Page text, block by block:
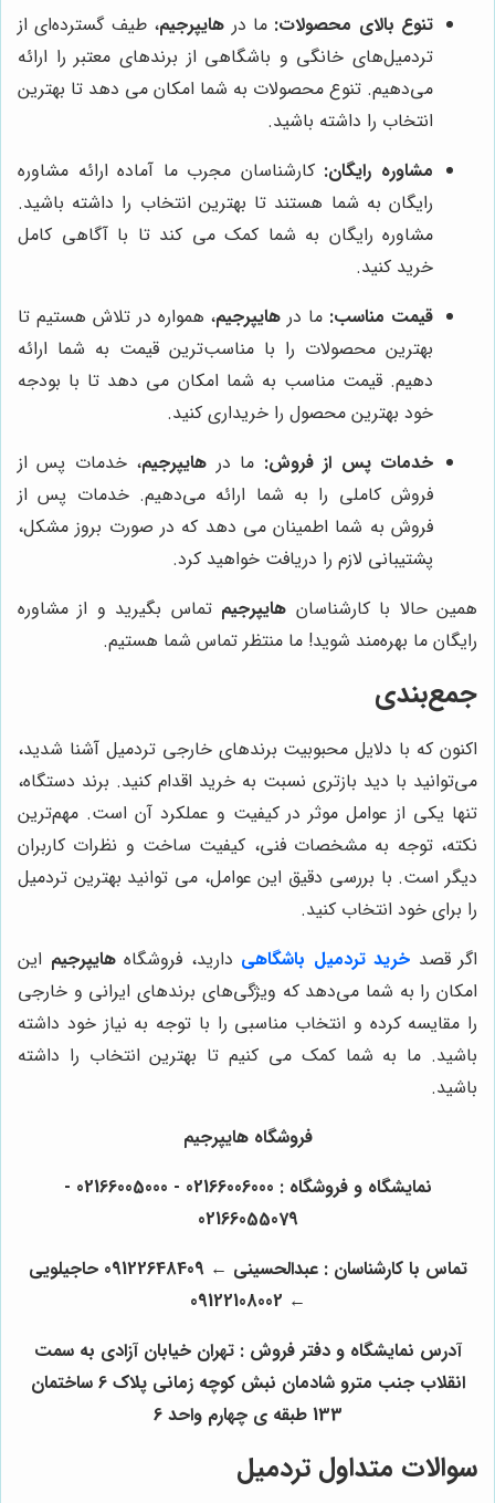
تنوع بالای محصولات: ما در هایپرجیم، طیف گسترده‌ای از
تردمیل‌های خانگی و باشگاهی از برندهای معتبر را ارائه
می‌دهیم. تنوع محصولات به شما امکان می دهد تا بهترین
انتخاب را داشته باشید.
مشاوره رایگان: کارشناسان مجرب ما آماده ارائه مشاوره
رایگان به شما هستند تا بهترین انتخاب را داشته باشید.
مشاوره رایگان به شما کمک می کند تا با آگاهی کامل
خرید کنید.
قیمت مناسب: ما در هایپرجیم، همواره در تلاش هستیم تا
بهترین محصولات را با مناسب‌ترین قیمت به شما ارائه
دهیم. قیمت مناسب به شما امکان می دهد تا با بودجه
خود بهترین محصول را خریداری کنید.
خدمات پس از فروش: ما در هایپرجیم، خدمات پس از
فروش کاملی را به شما ارائه می‌دهیم. خدمات پس از
فروش به شما اطمینان می دهد که در صورت بروز مشکل،
پشتیبانی لازم را دریافت خواهید کرد.
همین حالا با کارشناسان هایپرجیم تماس بگیرید و از مشاوره
رایگان ما بهره‌مند شوید! ما منتظر تماس شما هستیم.
جمع‌بندی
اکنون که با دلایل محبوبیت برندهای خارجی تردمیل آشنا شدید،
می‌توانید با دید بازتری نسبت به خرید اقدام کنید. برند دستگاه،
تنها یکی از عوامل موثر در کیفیت و عملکرد آن است. مهم‌ترین
نکته، توجه به مشخصات فنی، کیفیت ساخت و نظرات کاربران
دیگر است. با بررسی دقیق این عوامل، می توانید بهترین تردمیل
را برای خود انتخاب کنید.
اگر قصد خرید تردمیل باشگاهی دارید، فروشگاههایپرجیم این
امکان را به شما می‌دهد که ویژگی‌های برندهای ایرانی و خارجی
را مقایسه کرده و انتخاب مناسبی را با توجه به نیاز خود داشته
باشید. ما به شما کمک می کنیم تا بهترین انتخاب را داشته
باشید.
فروشگاه هایپرجیم
نمایشگاه و فروشگاه : 02166006000 - 02166005000 -
02166055079
تماس با کارشناسان : عبدالحسینی ← 09122648409 حاجیلویی
←
آدرس نمایشگاه و دفتر فروش : تهران خیابان آزادی به سمت
انقلاب جنب مترو شادمان نبش کوچه زمانی پلاک 6 ساختمان
133 طبقه ی چهارم واحد 6
سوالات متداول تردمیل